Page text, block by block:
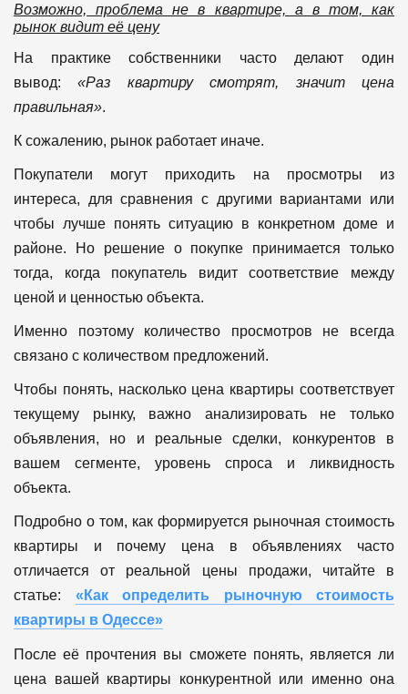
Возможно, проблема не в квартире, а в том, как
рынок видит её цену
На практике собственники часто делают один
вывод:«Раз квартиру смотрят, значит цена
правильная».
К сожалению, рынок работает иначе.
Покупатели могут приходить на просмотры из
интереса, для сравнения с другими вариантами или
чтобы лучше понять ситуацию в конкретном доме и
районе. Но решение о покупке принимается только
тогда, когда покупатель видит соответствие между
ценой и ценностью объекта.
Именно поэтому количество просмотров не всегда
связано с количеством предложений.
Чтобы понять, насколько цена квартиры соответствует
текущему рынку, важно анализировать не только
объявления, но и реальные сделки, конкурентов в
вашем сегменте, уровень спроса и ликвидность
объекта.
Подробно о том, как формируется рыночная стоимость
квартиры и почему цена в объявлениях часто
отличается от реальной цены продажи, читайте в
статье: «Как определить рыночную стоимость
квартиры в Одессе»
После её прочтения вы сможете понять, является ли
цена вашей квартиры конкурентной или именно она